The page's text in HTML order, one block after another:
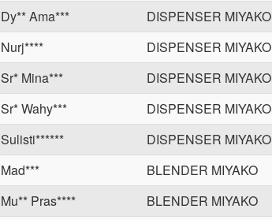
Dy** Ama***
DISPENSER MIYAKO
Nurj****
DISPENSER MIYAKO
Sr* Mina***
DISPENSER MIYAKO
Sr* Wahy***
DISPENSER MIYAKO
Sulisti******
DISPENSER MIYAKO
Mad***
BLENDER MIYAKO
Mu** Pras****
BLENDER MIYAKO